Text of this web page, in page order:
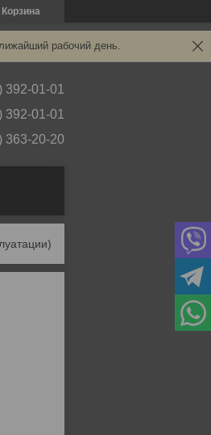
Корзина
рабочий день.
392-01-01
392-01-01
363-20-20